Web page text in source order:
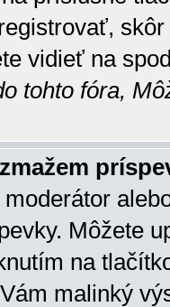
vidieť na
tohto fóra,
Môžete
na
malinký